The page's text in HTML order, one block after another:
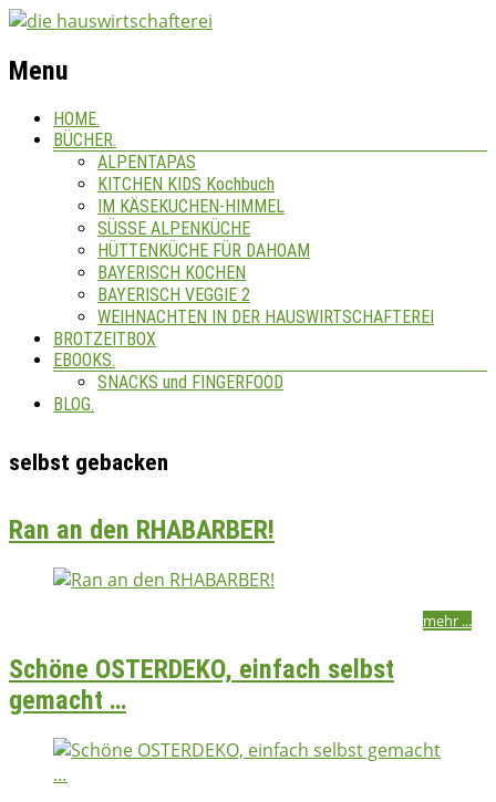
Menu
HOME.
BÜCHER.
ALPENTAPAS
KITCHEN KIDS Kochbuch
IM KÄSEKUCHEN-HIMMEL
SÜSSE ALPENKÜCHE
HÜTTENKÜCHE FÜR DAHOAM
BAYERISCH KOCHEN
BAYERISCH VEGGIE 2
WEIHNACHTEN IN DER HAUSWIRTSCHAFTEREI
BROTZEITBOX
EBOOKS.
SNACKS und FINGERFOOD
BLOG.
selbst gebacken
Ran an den RHABARBER!
mehr ...
Schöne OSTERDEKO, einfach selbst
gemacht …